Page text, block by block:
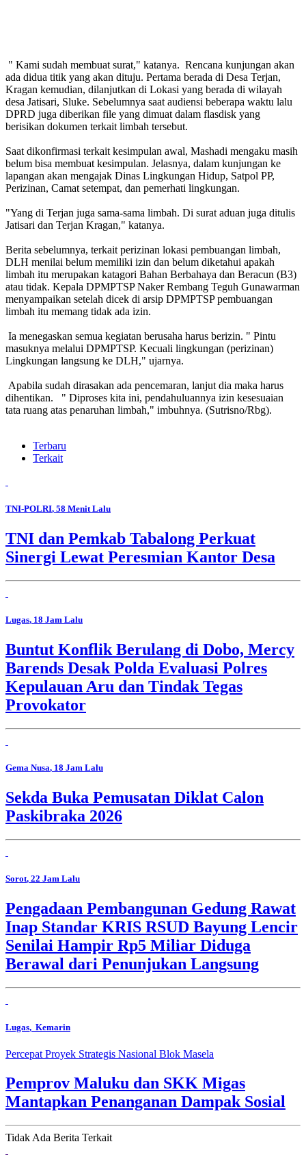
" Kami sudah membuat surat," katanya. Rencana kunjungan akan
ada didua titik yang akan dituju. Pertama berada di Desa Terjan,
Kragan kemudian, dilanjutkan di Lokasi yang berada di wilayah
desa Jatisari, Sluke. Sebelumnya saat audiensi beberapa waktu lalu
DPRD juga diberikan file yang dimuat dalam flasdisk yang
berisikan dokumen terkait limbah tersebut.
Saat dikonfirmasi terkait kesimpulan awal, Mashadi mengaku masih
belum bisa membuat kesimpulan. Jelasnya, dalam kunjungan ke
lapangan akan mengajak Dinas Lingkungan Hidup, Satpol PP,
Perizinan, Camat setempat, dan pemerhati lingkungan.
"Yang di Terjan juga sama-sama limbah. Di surat aduan juga ditulis
Jatisari dan Terjan Kragan," katanya.
Berita sebelumnya, terkait perizinan lokasi pembuangan limbah,
DLH menilai belum memiliki izin dan belum diketahui apakah
limbah itu merupakan katagori Bahan Berbahaya dan Beracun (B3)
atau tidak. Kepala DPMPTSP Naker Rembang Teguh Gunawarman
menyampaikan setelah dicek di arsip DPMPTSP pembuangan
limbah itu memang tidak ada izin.
Ia menegaskan semua kegiatan berusaha harus berizin. " Pintu
masuknya melalui DPMPTSP. Kecuali lingkungan (perizinan)
Lingkungan langsung ke DLH," ujarnya.
Apabila sudah dirasakan ada pencemaran, lanjut dia maka harus
dihentikan. " Diproses kita ini, pendahuluannya izin kesesuaian
tata ruang atas penaruhan limbah," imbuhnya. (Sutrisno/Rbg).
Terbaru
Terkait
TNI-POLRI, 58 Menit Lalu
TNI dan Pemkab Tabalong Perkuat
Sinergi Lewat Peresmian Kantor Desa
Lugas, 18 Jam Lalu
Buntut Konflik Berulang di Dobo, Mercy
Barends Desak Polda Evaluasi Polres
Kepulauan Aru dan Tindak Tegas
Provokator
Gema Nusa, 18 Jam Lalu
Sekda Buka Pemusatan Diklat Calon
Paskibraka 2026
Sorot, 22 Jam Lalu
Pengadaan Pembangunan Gedung Rawat
Inap Standar KRIS RSUD Bayung Lencir
Senilai Hampir Rp5 Miliar Diduga
Berawal dari Penunjukan Langsung
Lugas, Kemarin
Percepat Proyek Strategis Nasional Blok Masela
Pemprov Maluku dan SKK Migas
Mantapkan Penanganan Dampak Sosial
Tidak Ada Berita Terkait